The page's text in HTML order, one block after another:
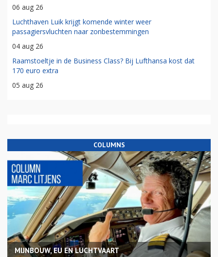
06 aug 26
Luchthaven Luik krijgt komende winter weer
passagiersvluchten naar zonbestemmingen
04 aug 26
Raamstoeltje in de Business Class? Bij Lufthansa kost dat
170 euro extra
05 aug 26
COLUMNS
MIJNBOUW, EU EN LUCHTVAART